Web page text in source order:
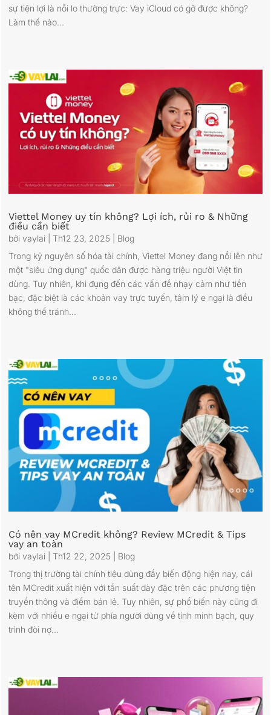
sự tiện lợi là nỗi lo thường trực: Vay iCloud có gỡ được không?
Làm thế nào...
Viettel Money uy tín không? Lợi ích, rủi ro & Những
điều cần biết
bởi vaylai Th12 23, 2025
Blog
Trong kỷ nguyên số hóa tài chính, Viettel Money đang nổi lên như
một "siêu ứng dụng" quốc dân được hàng triệu người Việt tin
dùng. Tuy nhiên, khi đụng đến các vấn đề nhạy cảm như tiền
bạc, đặc biệt là các khoản vay trực tuyến, tâm lý e ngại là điều
không thể tránh...
Có nên vay MCredit không? Review MCredit & Tips
vay an toàn
bởi vaylai Th12 22, 2025
Blog
Trong thị trường tài chính tiêu dùng đầy biến động hiện nay, cái
tên MCredit xuất hiện với tần suất dày đặc trên các phương tiện
truyền thông và điểm bán lẻ. Tuy nhiên, sự phổ biến này cũng đi
kèm với nhiều e ngại từ phía người dùng về tính minh bạch, quy
trình đòi nợ...